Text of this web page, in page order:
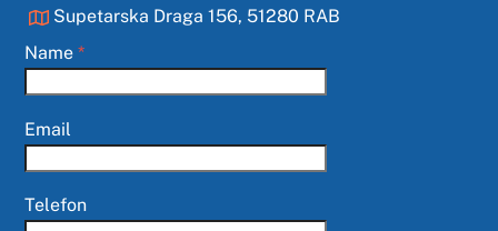
Supetarska Draga 156, 51280 RAB
Name*
Email
Telefon